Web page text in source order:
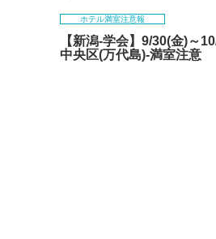
ホテル満室注意報
【新潟-学会】9/30(金)～
中央区(万代島)-満室注意